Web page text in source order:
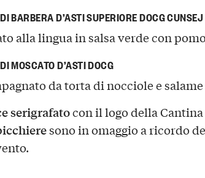
BARBERA D’ASTI SUPERIORE DOCG CUNSEJ
alla lingua in salsa verde con
MOSCATO D’ASTI DOCG
da torta di nocciole e
serigrafatocon il logo della Cantina
sono in omaggio a ricordo